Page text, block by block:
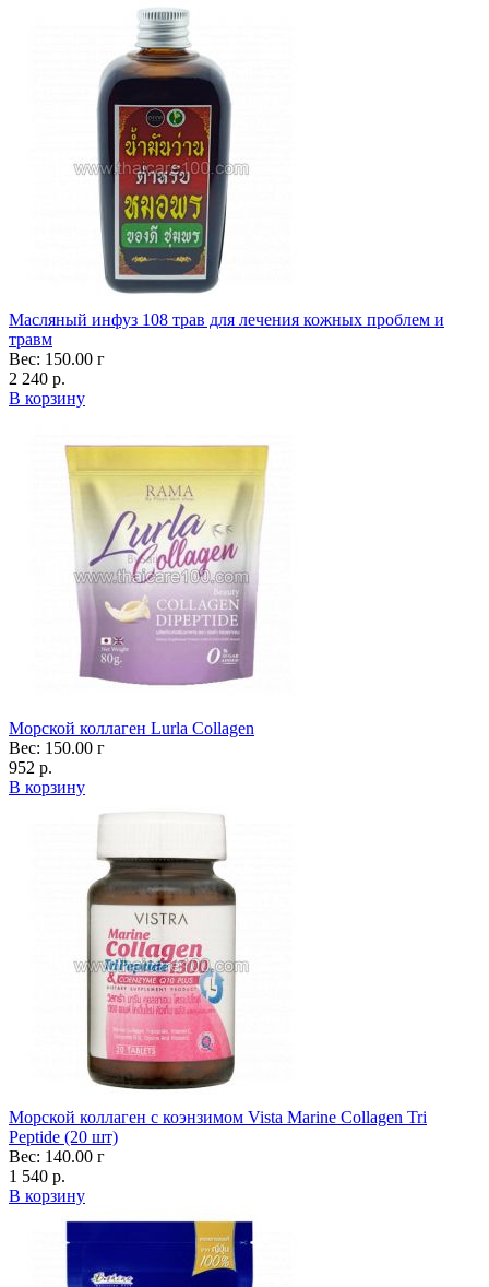
Масляный инфуз 108 трав для лечения кожных проблем и
травм
Вес: 150.00 г
2 240 р.
В корзину
Морской коллаген Lurla Collagen
Вес: 150.00 г
952 р.
В корзину
Морской коллаген с коэнзимом Vista Marine Collagen Tri
Peptide (20 шт)
Вес: 140.00 г
1 540 р.
В корзину